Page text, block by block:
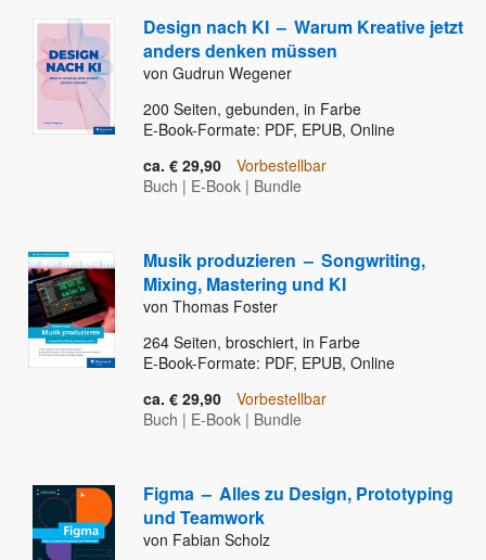
Design nach KI – Warum Kreative jetzt
anders denken müssen
von Gudrun Wegener
200 Seiten, gebunden, in Farbe
E-Book-Formate: PDF, EPUB, Online
ca. € 29,90
Vorbestellbar
Buch | E-Book | Bundle
Musik produzieren – Songwriting,
Mixing, Mastering und KI
von Thomas Foster
264 Seiten, broschiert, in Farbe
E-Book-Formate: PDF, EPUB, Online
ca. € 29,90
Vorbestellbar
Buch | E-Book | Bundle
Figma – Alles zu Design, Prototyping
und Teamwork
von Fabian Scholz